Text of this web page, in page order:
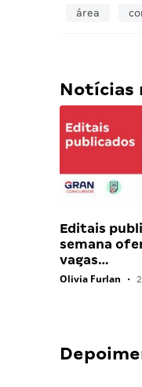
área
Notícias
Editais
semana
vagas…
Olivia Furlan •